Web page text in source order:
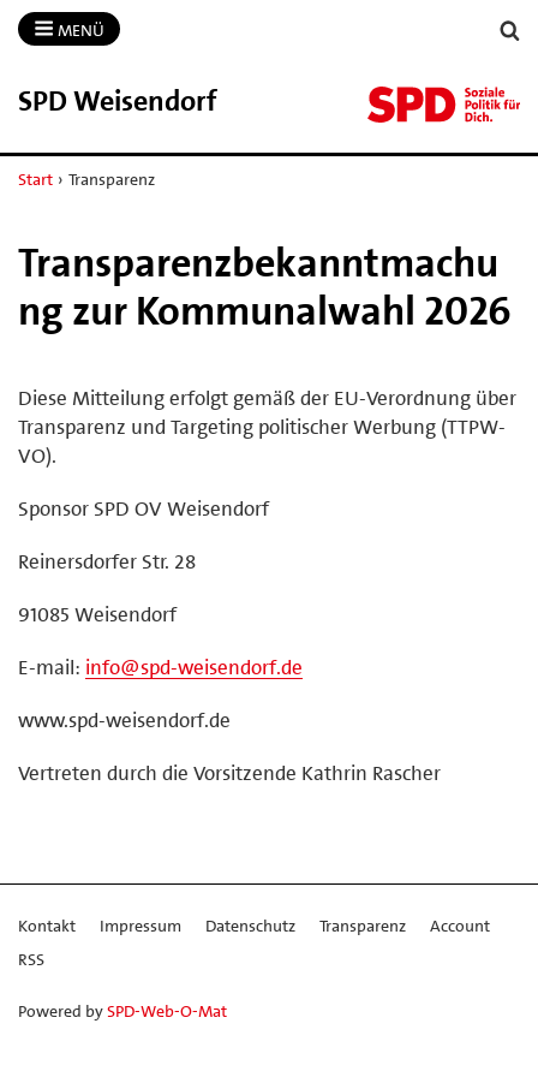
MENÜ
SPD Weisendorf
Start › Transparenz
Transparenzbekanntmachu
ng zur Kommunalwahl 2026
Diese Mitteilung erfolgt gemäß der EU-Verordnung über
Transparenz und Targeting politischer Werbung (TTPW-
VO).
Sponsor SPD OV Weisendorf
Reinersdorfer Str. 28
91085 Weisendorf
E-mail: info@spd-weisendorf.de
www.spd-weisendorf.de
Vertreten durch die Vorsitzende Kathrin Rascher
Kontakt Impressum Datenschutz Transparenz
Account
RSS
Powered bySPD-Web-O-Mat